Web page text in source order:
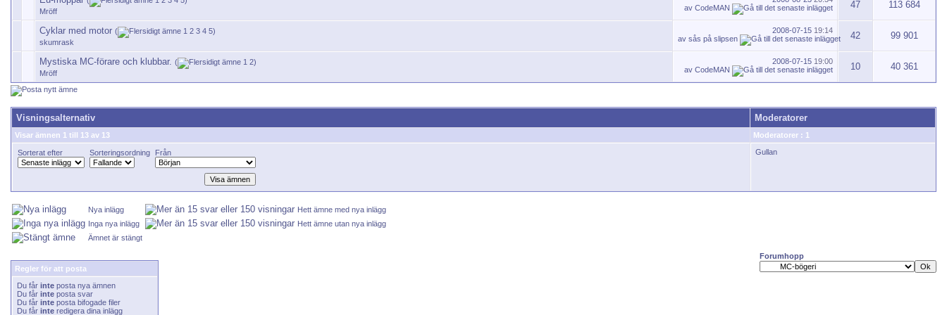
Mröff
av CodeMAN 47 113 684
Cyklar med motor ( 1 2 3 4 5)
skumrask
2008-07-15 19:14
av sås på slipsen 42 99 901
Mystiska MC-förare och klubbar. ( 1 2)
Mröff
2008-07-15 19:00
av CodeMAN 10 40 361
Visningsalternativ Moderatorer
Visar ämnen 1 till 13 av 13 Moderatorer : 1
Sorterat efter Sorteringsordning Från Gullan
Nya inlägg
Hett ämne med nya inlägg
Inga nya inlägg
Hett ämne utan nya inlägg
Ämnet är stängt
Regler för att posta
Du får inte posta nya ämnen
Du får inte posta svar
Du får inte posta bifogade filer
Du får inte redigera dina inlägg
Forumhopp